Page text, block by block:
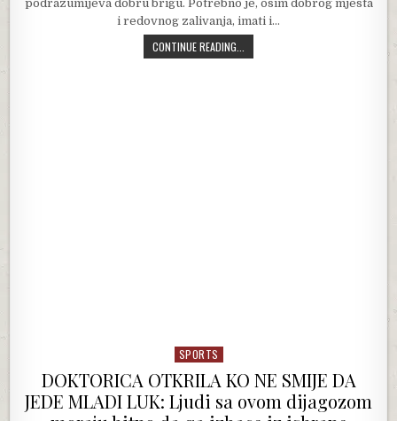
podrazumijeva dobru brigu. Potrebno je, osim dobrog mjesta
i redovnog zalivanja, imati i…
CONTINUE READING... OVO JE NAJBOLJA PRIHRANA ZA
Posted in
SPORTS
DOKTORICA OTKRILA KO NE SMIJE DA
JEDE MLADI LUK: Ljudi sa ovom dijagozom